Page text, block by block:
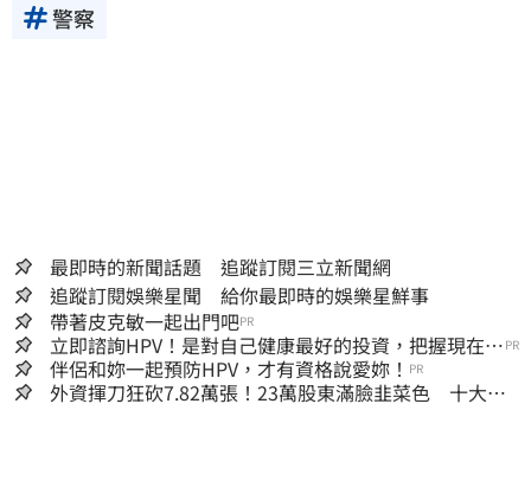
警察
最即時的新聞話題 追蹤訂閱三立新聞網
追蹤訂閱娛樂星聞 給你最即時的娛樂星鮮事
帶著皮克敏一起出門吧PR
立即諮詢HPV！是對自己健康最好的投資，把握現在不
嫌晚！
PR
伴侶和妳一起預防HPV，才有資格說愛妳！ PR
外資揮刀狂砍7.82萬張！23萬股東滿臉韭菜色 十大賣